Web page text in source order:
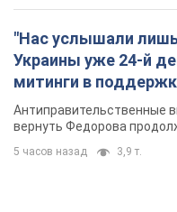
"Нас услышали
Украины уже 24-й
митинги в
Антиправительственные
вернуть Федорова
5 часов назад 3,9 т.